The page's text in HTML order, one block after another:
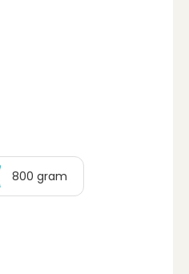
800 gram